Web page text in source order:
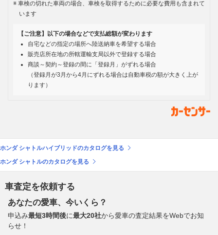
車検の切れた車両の場合、車検を取得するために必要な費用も含まれて
います
【ご注意】以下の場合などで支払総額が変わります
自宅などの指定の場所へ陸送納車を希望する場合
販売店所在地の所轄運輸支局以外で登録する場合
商談～契約～登録の間に「登録月」がずれる場合
（登録月が3月から4月にずれる場合は自動車税の額が大きく上が
ります）
ホンダ シャトルハイブリッドのカタログを見る
ホンダ シャトルのカタログを見る
車査定を依頼する
あなたの愛車、今いくら？
申込み最短3時間後に最大20社から愛車の査定結果をWebでお知
らせ！